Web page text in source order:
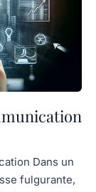
Dans un
fulgurante,